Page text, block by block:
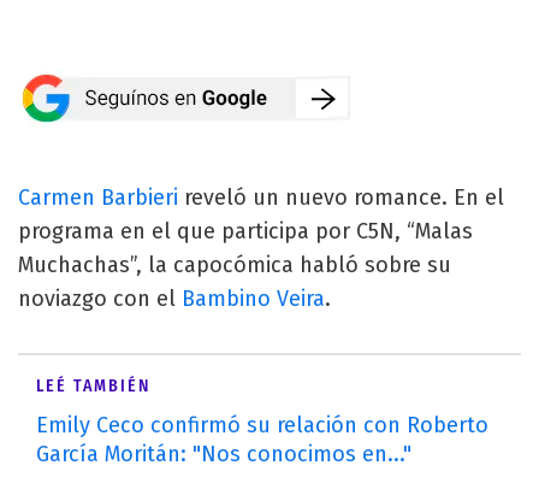
Carmen Barbieri reveló un nuevo romance. En el
programa en el que participa por C5N, “Malas
Muchachas”, la capocómica habló sobre su
noviazgo con el Bambino Veira.
LEÉ TAMBIÉN
Emily Ceco confirmó su relación con Roberto
García Moritán: "Nos conocimos en..."